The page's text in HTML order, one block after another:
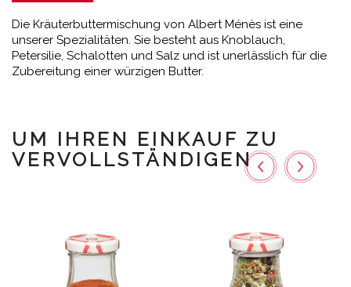
Die Kräuterbuttermischung von Albert Ménès ist eine
unserer Spezialitäten. Sie besteht aus Knoblauch,
Petersilie, Schalotten und Salz und ist unerlässlich für die
Zubereitung einer würzigen Butter.
UM IHREN EINKAUF ZU
VERVOLLSTÄNDIGEN